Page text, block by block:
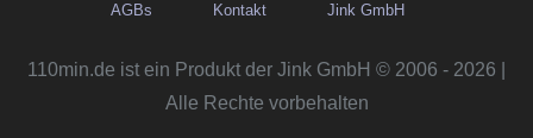
AGBs Kontakt Jink GmbH
110min.de ist ein Produkt der Jink GmbH © 2006 - 2026 |
Alle Rechte vorbehalten